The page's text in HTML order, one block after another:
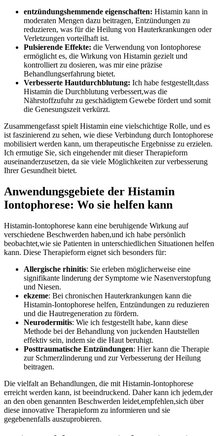
entzündungshemmende⁤ eigenschaften: Histamin kann ⁤in
moderaten Mengen dazu‍ beitragen, Entzündungen zu⁢
reduzieren, was für die Heilung von Hauterkrankungen oder
Verletzungen vorteilhaft ist.
Pulsierende⁤ Effekte: die​ Verwendung von ⁣Iontophorese
ermöglicht es, die ⁣Wirkung von ⁢Histamin gezielt und
kontrolliert zu dosieren, was mir⁢ eine präzise
Behandlungserfahrung bietet.
Verbesserte Hautdurchblutung: Ich habe festgestellt,dass
Histamin die Durchblutung verbessert,was die
Nährstoffzufuhr‌ zu geschädigtem Gewebe fördert und somit
die Genesungszeit‌ verkürzt.
Zusammengefasst⁢ spielt Histamin eine vielschichtige Rolle, ​und es
ist faszinierend zu sehen,​ wie ⁤diese Verbindung​ durch Iontophorese
mobilisiert werden kann, um ⁣therapeutische​ Ergebnisse zu erzielen.
Ich ermutige Sie, sich eingehender mit‍ dieser Therapieform
auseinanderzusetzen, da sie viele Möglichkeiten zur ‍verbesserung⁤
Ihrer Gesundheit bietet.
Anwendungsgebiete der Histamin
Iontophorese: Wo sie helfen kann
Histamin-Iontophorese kann eine beruhigende ⁢Wirkung auf
verschiedene Beschwerden haben,und ich habe persönlich
beobachtet,wie sie Patienten in unterschiedlichen Situationen helfen ​
kann. Diese Therapieform eignet sich besonders für:
Allergische rhinitis: Sie erleben möglicherweise‌ eine
⁣signifikante linderung der Symptome wie Nasenverstopfung
und Niesen.
ekzeme: Bei chronischen​ Hauterkrankungen kann ‌die
Histamin-Iontophorese helfen, Entzündungen ​zu ​reduzieren
und die Hautregeneration zu fördern.
Neurodermitis: Wie ich festgestellt habe, kann diese
Methode bei der Behandlung von juckenden Hautstellen⁢
effektiv sein, indem ‍sie die Haut beruhigt.
Posttraumatische Entzündungen: Hier⁢ kann die Therapie
⁤zur Schmerzlinderung und zur Verbesserung der Heilung
beitragen.
Die ⁢vielfalt an Behandlungen, die mit Histamin-Iontophorese
erreicht ⁢werden kann, ist beeindruckend. Daher kann ich jedem,der
an den oben genannten Beschwerden leidet,empfehlen,sich über
diese ​innovative Therapieform zu‌ informieren und sie⁢
gegebenenfalls​ auszuprobieren.